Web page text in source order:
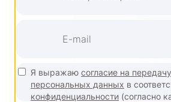
Я выражаю согласие на
персональных данных в
конфиденциальности (согласно